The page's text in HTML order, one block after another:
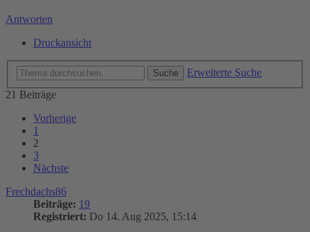
Antworten
Druckansicht
Suche
Erweiterte Suche
21 Beiträge
Vorherige
1
2
3
Nächste
Frechdachs86
Beiträge: 19
Registriert: Do 14. Aug 2025, 15:14